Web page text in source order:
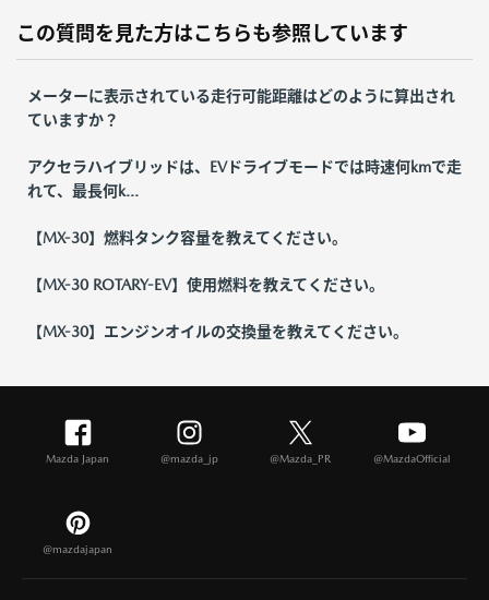
この質問を見た方はこちらも参照しています
メーターに表示されている走行可能距離はどのように算出され
ていますか？
アクセラハイブリッドは、EVドライブモードでは時速何kmで走
れて、最長何k...
【MX-30】燃料タンク容量を教えてください。
【MX-30 ROTARY-EV】使用燃料を教えてください。
【MX-30】エンジンオイルの交換量を教えてください。
Mazda Japan @mazda_jp @Mazda_PR @MazdaOfficial
@mazdajapan